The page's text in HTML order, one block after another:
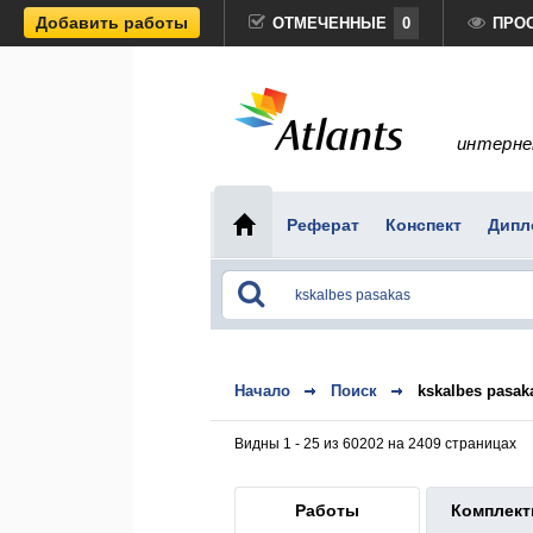
Добавить работы ОТМЕЧЕННЫЕ 0
Реферат Конспект
Начало Поиск kskalbes
Видны 1 - 25 из 60202 на 2409 страницах
Работы